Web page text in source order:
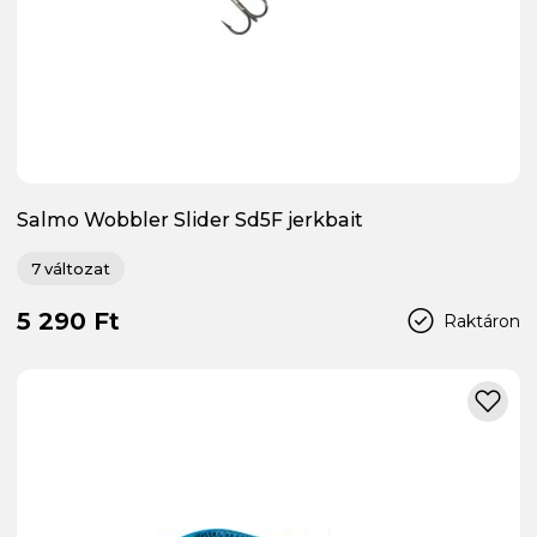
Salmo Wobbler Slider Sd5F jerkbait
7 változat
Raktáron
5 290 Ft